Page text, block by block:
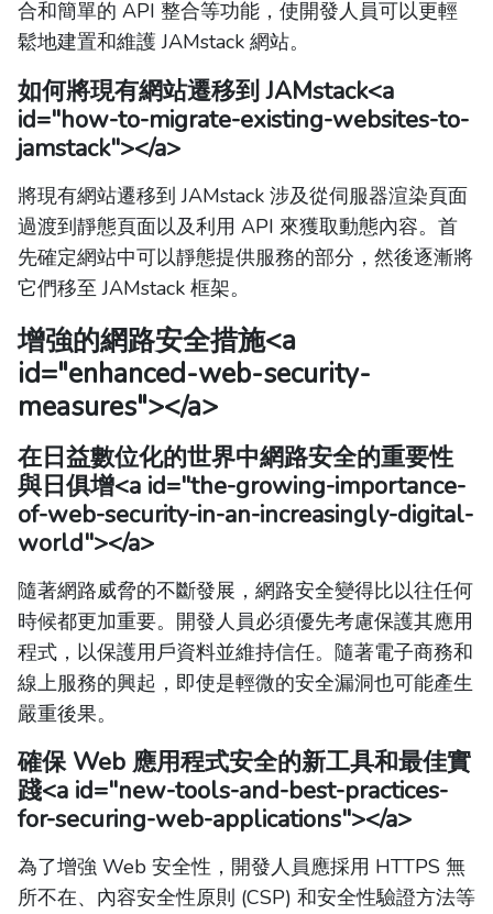
合和簡單的 API 整合等功能，使開發人員可以更輕
鬆地建置和維護 JAMstack 網站。
如何將現有網站遷移到 JAMstack<a
id="how-to-migrate-existing-websites-to-
jamstack"></a>
將現有網站遷移到 JAMstack 涉及從伺服器渲染頁面
過渡到靜態頁面以及利用 API 來獲取動態內容。首
先確定網站中可以靜態提供服務的部分，然後逐漸將
它們移至 JAMstack 框架。
增強的網路安全措施<a
id="enhanced-web-security-
measures"></a>
在日益數位化的世界中網路安全的重要性
與日俱增<a id="the-growing-importance-
of-web-security-in-an-increasingly-digital-
world"></a>
隨著網路威脅的不斷發展，網路安全變得比以往任何
時候都更加重要。開發人員必須優先考慮保護其應用
程式，以保護用戶資料並維持信任。隨著電子商務和
線上服務的興起，即使是輕微的安全漏洞也可能產生
嚴重後果。
確保 Web 應用程式安全的新工具和最佳實
踐<a id="new-tools-and-best-practices-
for-securing-web-applications"></a>
為了增強 Web 安全性，開發人員應採用 HTTPS 無
所不在、內容安全性原則 (CSP) 和安全性驗證方法等